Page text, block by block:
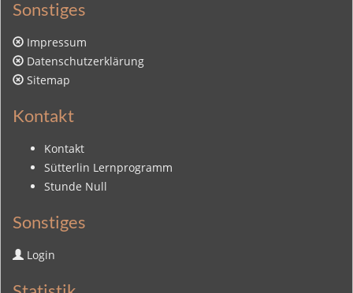
Sonstiges
Impressum
Datenschutzerklärung
Sitemap
Kontakt
Kontakt
Sütterlin Lernprogramm
Stunde Null
Sonstiges
Login